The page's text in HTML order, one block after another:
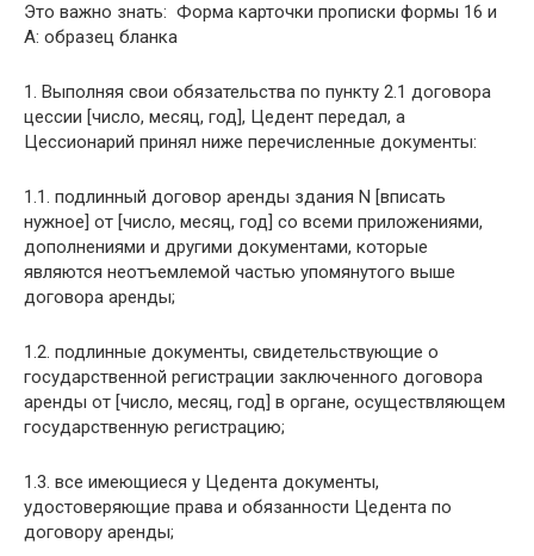
Это важно знать: Форма карточки прописки формы 16 и
А: образец бланка
1. Выполняя свои обязательства по пункту 2.1 договора
цессии [число, месяц, год], Цедент передал, а
Цессионарий принял ниже перечисленные документы:
1.1. подлинный договор аренды здания N [вписать
нужное] от [число, месяц, год] со всеми приложениями,
дополнениями и другими документами, которые
являются неотъемлемой частью упомянутого выше
договора аренды;
1.2. подлинные документы, свидетельствующие о
государственной регистрации заключенного договора
аренды от [число, месяц, год] в органе, осуществляющем
государственную регистрацию;
1.3. все имеющиеся у Цедента документы,
удостоверяющие права и обязанности Цедента по
договору аренды;